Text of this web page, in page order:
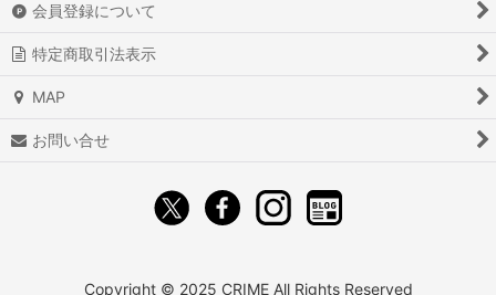
会員登録について
特定商取引法表示
MAP
お問い合せ
Copyright ©︎ 2025 CRIME All Rights Reserved